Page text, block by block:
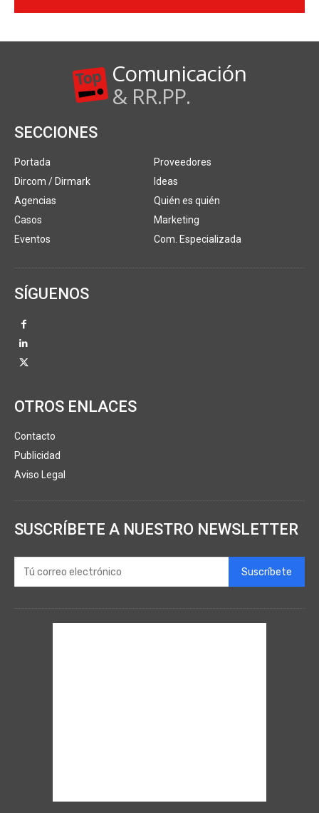
Comunicación
& RR.PP.
SECCIONES
Portada
Dircom / Dirmark
Agencias
Casos
Eventos
Proveedores
Ideas
Quién es quién
Marketing
Com. Especializada
SÍGUENOS
OTROS ENLACES
Contacto
Publicidad
Aviso Legal
SUSCRÍBETE A NUESTRO NEWSLETTER
Suscríbete